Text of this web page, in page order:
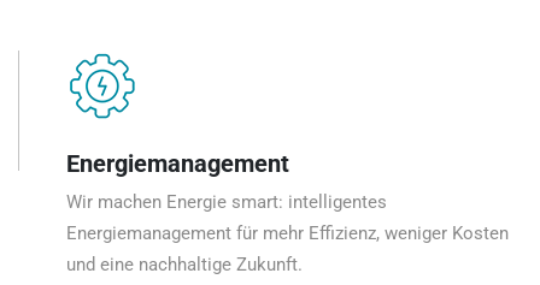
Energiemanagement
Wir machen Energie smart: intelligentes
Energiemanagement für mehr Effizienz, weniger Kosten
und eine nachhaltige Zukunft.